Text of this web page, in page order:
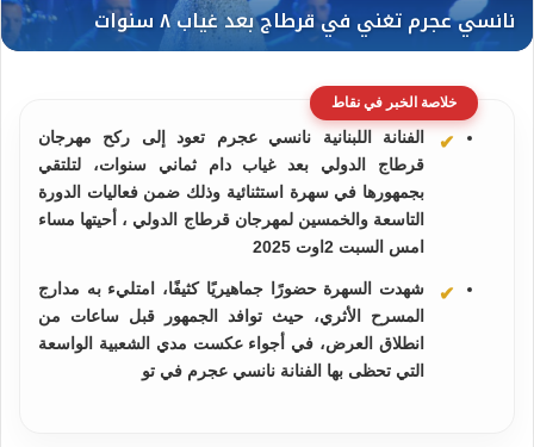
خلاصة الخبر في نقاط
الفنانة اللبنانية نانسي عجرم تعود إلى ركح مهرجان
قرطاج الدولي بعد غياب دام ثماني سنوات، لتلتقي
بجمهورها في سهرة استثنائية وذلك ضمن فعاليات الدورة
التاسعة والخمسين لمهرجان قرطاج الدولي ، أحيتها مساء
امس السبت 2اوت 2025
شهدت السهرة حضورًا جماهيريًا كثيفًا، امتليء به مدارج
المسرح الأثري، حيث توافد الجمهور قبل ساعات من
انطلاق العرض، في أجواء عكست مدي الشعبية الواسعة
التي تحظى بها الفنانة نانسي عجرم في تو